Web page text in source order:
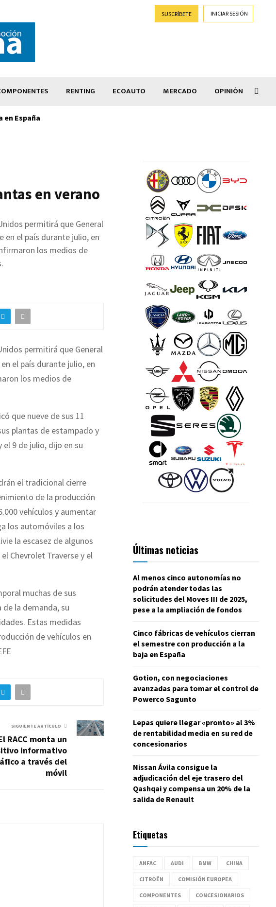
SUSCRÍBETE INICIAR SESIÓN
RENTING ECOAUTO MERCADO OPINIÓN
en España
en verano
permitirá que General
en el país durante julio, en
los medios de
permitirá que General
el país durante julio, en
los medios de
que nueve de sus 11
plantas de estampado y
9 de julio, dijo en su
el tradicional cierre
de la producción
vehículos y aumentar
los automóviles a los
la escasez de algunos
Chevrolet Traverse y el
muchas de sus
la demanda, su
Estas medidas
de vehículos en
SIGUIENTE ARTÍCULO
RACC monta un
informativo
a través del
móvil
Últimas noticias
Al menos cinco autonomías no
podrán atender todas las
solicitudes del Moves III de 2025,
pese a la ampliación de fondos
Cinco fábricas de vehículos cierran
el semestre con producción a la
baja en España
Gotion, con negociaciones
avanzadas para tomar el control de
Powerco Sagunto
Lepas quiere llegar «pronto» al 3%
de rentabilidad media en su red de
concesionarios
Nissan Ávila consigue la
adjudicación del eje trasero del
Qashqai y compensa un 20% de la
salida de Renault
Etiquetas
ANFAC AUDI BMW CHINA
CITROËN COMISIÓN EUROPEA
COMPONENTES CONCESIONARIOS